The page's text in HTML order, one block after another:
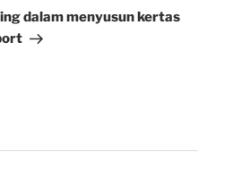
dalam menyusun kertas